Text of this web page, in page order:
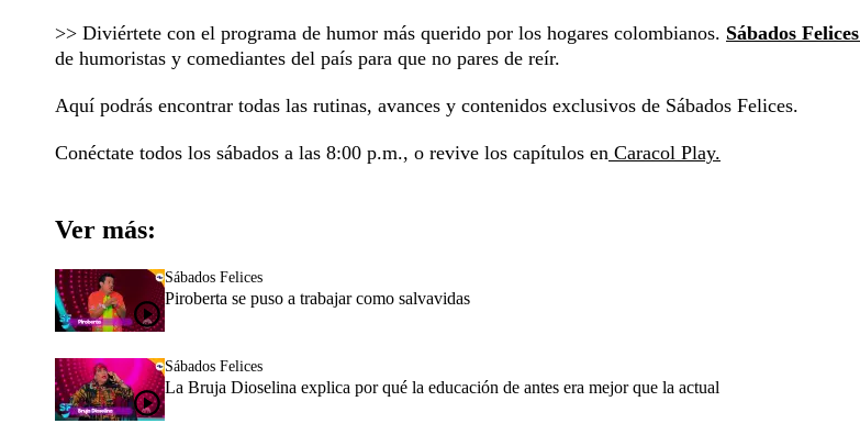
>> Diviértete con el programa de humor más querido por los hogares colombianos. Sábados Felices
de humoristas y comediantes del país para que no pares de reír.
Aquí podrás encontrar todas las rutinas, avances y contenidos exclusivos de Sábados Felices.
Conéctate todos los sábados a las 8:00 p.m., o revive los capítulos en Caracol Play.
Ver más:
Sábados Felices
Piroberta se puso a trabajar como salvavidas
Sábados Felices
La Bruja Dioselina explica por qué la educación de antes era mejor que la actual